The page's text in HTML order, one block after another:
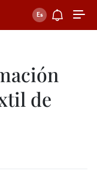
de